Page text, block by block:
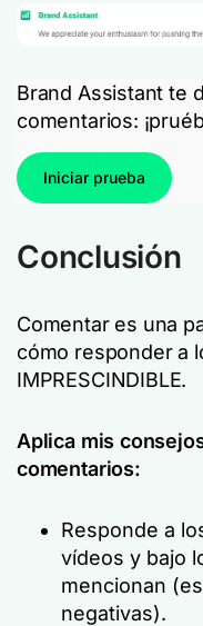
Brand Assistant te
comentarios:
Iniciar prueba
Conclusión
Comentar es una
cómo responder a
IMPRESCINDIBLE.
Aplica mis
comentarios:
Responde a
vídeos y bajo
mencionan
negativas).